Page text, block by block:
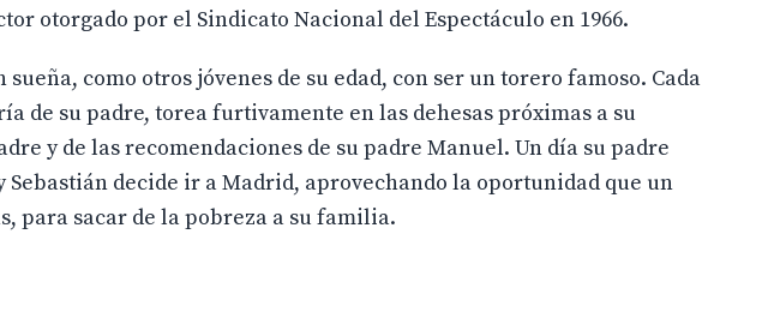
otorgado por el Sindicato Nacional del Espectáculo en 1966.
como otros jóvenes de su edad, con ser un torero famoso. Cada
de su padre, torea furtivamente en las dehesas próximas a su
y de las recomendaciones de su padre Manuel. Un día su padre
decide ir a Madrid, aprovechando la oportunidad que un
para sacar de la pobreza a su familia.